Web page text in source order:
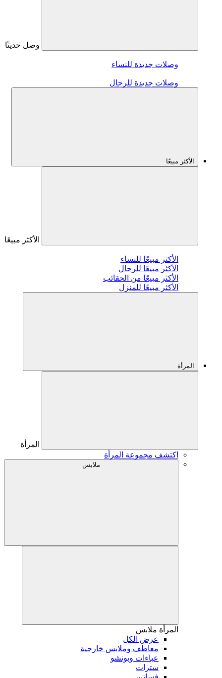
وصل حديثًا
وصلات جديدة للنساء
وصلات جديدة للرجال
الأكثر مبيعًا
الأكثر مبيعًا
الأكثر مبيعًا للنساء
الأكثر مبيعًا للرجال
الأكثر مبيعًا من الحقائب
الأكثر مبيعًا للمنزل
المرأة
المرأة
اكتشف مجموعة المرأة
ملابس
المرأة ملابس
عرض الكل
معاطف وملابس خارجية
عباءات وبونشو
سترات